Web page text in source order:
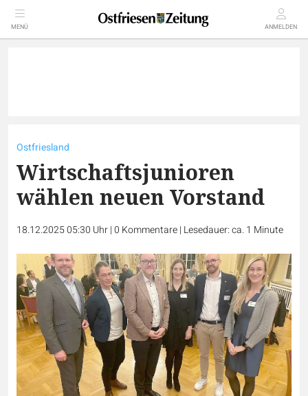
MENÜ ANMELDEN
Ostfriesland
Wirtschaftsjunioren
wählen neuen Vorstand
18.12.2025 05:30 Uhr|0 Kommentare| Lesedauer: ca. 1 Minute